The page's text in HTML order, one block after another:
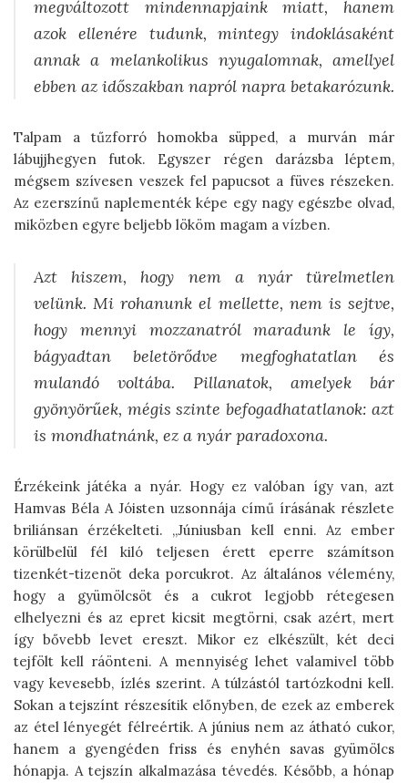
megváltozott mindennapjaink miatt, hanem
azok ellenére tudunk, mintegy indoklásaként
annak a melankolikus nyugalomnak, amellyel
ebben az időszakban napról napra betakarózunk.
Talpam a tűzforró homokba süpped, a murván már
lábujjhegyen futok. Egyszer régen darázsba léptem,
mégsem szívesen veszek fel papucsot a füves részeken.
Az ezerszínű naplementék képe egy nagy egészbe olvad,
miközben egyre beljebb lököm magam a vízben.
Azt hiszem, hogy nem a nyár türelmetlen
velünk. Mi rohanunk el mellette, nem is sejtve,
hogy mennyi mozzanatról maradunk le így,
bágyadtan beletörődve megfoghatatlan és
mulandó voltába. Pillanatok, amelyek bár
gyönyörűek, mégis szinte befogadhatatlanok: azt
is mondhatnánk, ez a nyár paradoxona.
Érzékeink játéka a nyár. Hogy ez valóban így van, azt
Hamvas Béla A Jóisten uzsonnája című írásának részlete
briliánsan érzékelteti. „Júniusban kell enni. Az ember
körülbelül fél kiló teljesen érett eperre számítson
tizenkét-tizenöt deka porcukrot. Az általános vélemény,
hogy a gyümölcsöt és a cukrot legjobb rétegesen
elhelyezni és az epret kicsit megtörni, csak azért, mert
így bővebb levet ereszt. Mikor ez elkészült, két deci
tejfölt kell ráönteni. A mennyiség lehet valamivel több
vagy kevesebb, ízlés szerint. A túlzástól tartózkodni kell.
Sokan a tejszínt részesítik előnyben, de ezek az emberek
az étel lényegét félreértik. A június nem az átható cukor,
hanem a gyengéden friss és enyhén savas gyümölcs
hónapja. A tejszín alkalmazása tévedés. Később, a hónap